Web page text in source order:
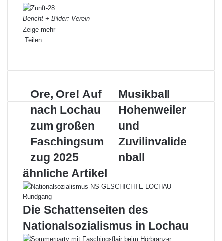
Bericht + Bilder: Verein
Zeige mehr
Teilen
E-
Ore,
Ore!
Auf
nach
zum
großen
Faschingsumzug
2025
Ore, Ore! Auf
nach Lochau
zum großen
Faschingsum
zug 2025
Musikball
Hohenweiler
und
Zuvilinvalidenball
Musikball
Hohenweiler
und
Zuvilinvalide
nball
ähnliche Artikel
Die Schattenseiten des
Nationalsozialismus in Lochau